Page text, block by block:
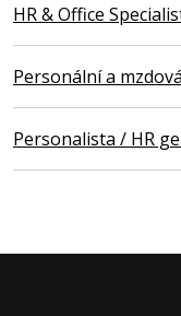
HR & Office
Personální a
Personalista / HR